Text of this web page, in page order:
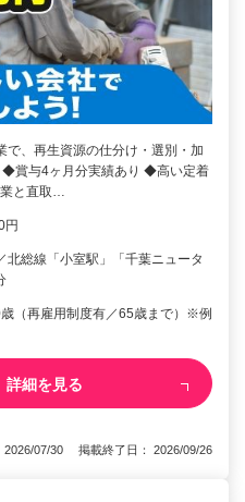
で、再生資源の仕分け・選別・加
◆賞与4ヶ月分実績あり ◆高い定着
と直取…
円
北総線「小室駅」「千葉ニュータ
（再雇用制度有／65歳まで）※例
詳細を見る
2026/07/30 掲載終了日： 2026/09/26